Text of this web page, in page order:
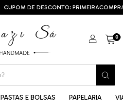
CUPOM DE DESCONTO:
0
PASTAS E BOLSAS PAPELARIA